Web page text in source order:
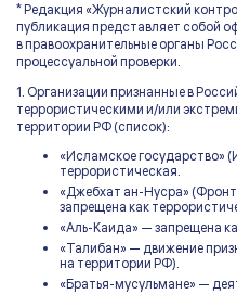
* Редакция «Журналистский
публикация представляет собой
в правоохранительные органы
процессуальной проверки.
1. Организации признанные в
террористическими и/или
территории РФ (список):
«Исламское
террористическая.
«Джебхат ан-Нусра»
запрещена как
«Аль-Каида» — запрещена
«Талибан» — движение
на территории РФ).
«Братья-мусульмане» —